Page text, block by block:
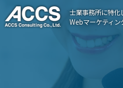
士業事務所に特化
Webマーケティン